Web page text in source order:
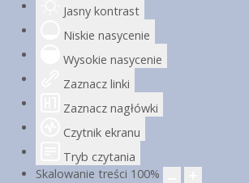
Jasny kontrast
Niskie nasycenie
Wysokie nasycenie
Zaznacz linki
Zaznacz nagłówki
Czytnik ekranu
Tryb czytania
Skalowanie treści 100%